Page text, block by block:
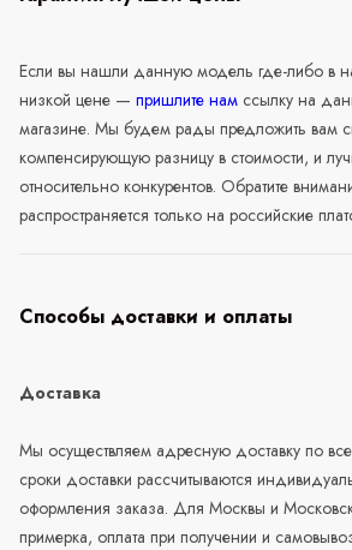
Если вы нашли данную модель где-либо в
низкой цене — пришлите нам ссылку на
магазине. Мы будем рады предложить вам
компенсирующую разницу в стоимости, и
относительно конкурентов. Обратите
распространяется только на российские
Способы доставки и оплаты
Доставка
Мы осуществляем адресную доставку по
сроки доставки рассчитываются
оформления заказа. Для Москвы и
примерка, оплата при получении и